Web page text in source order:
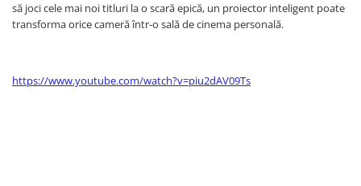
să joci cele mai noi titluri la o scară epică, un proiector inteligent poate
transforma orice cameră într-o sală de cinema personală.
https://www.youtube.com/watch?v=piu2dAV09Ts